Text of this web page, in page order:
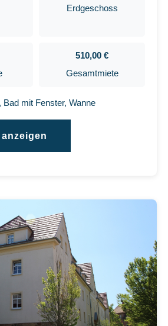
Erdgeschoss
510,00 €
Gesamtmiete
Bad mit Fenster, Wanne